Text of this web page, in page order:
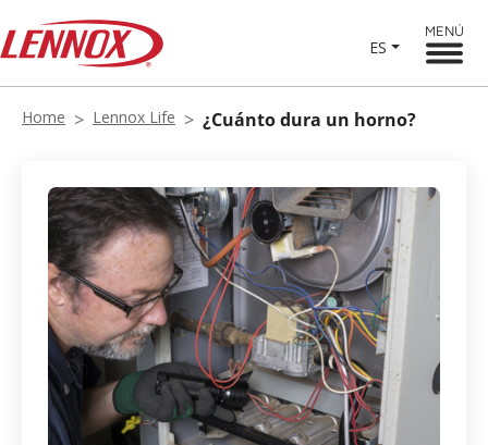
ES
MENÚ
Home Lennox Life ¿Cuánto dura un horno?